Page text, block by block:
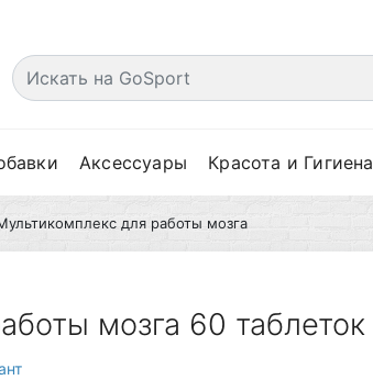
Аксессуары Красота и Гигиена
для работы мозга
мозга 60 таблеток